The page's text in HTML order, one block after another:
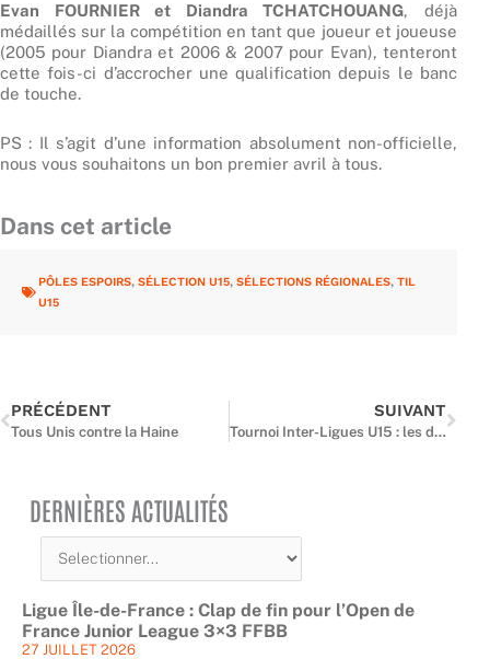
Evan FOURNIER et Diandra TCHATCHOUANG, déjà
médaillés sur la compétition en tant que joueur et joueuse
(2005 pour Diandra et 2006 & 2007 pour Evan), tenteront
cette fois-ci d’accrocher une qualification depuis le banc
de touche.
PS : Il s’agit d’une information absolument non-officielle,
nous vous souhaitons un bon premier avril à tous.
Dans cet article
PÔLES ESPOIRS, SÉLECTION U15, SÉLECTIONS RÉGIONALES, TIL
U15
PRÉCÉDENT
Tous Unis contre la Haine
SUIVANT
Tournoi Inter-Ligues U15 : les douze joueurs pour Vernon connus
DERNIÈRES ACTUALITÉS
Ligue Île-de-France : Clap de fin pour l’Open de
France Junior League 3×3 FFBB
27 JUILLET 2026